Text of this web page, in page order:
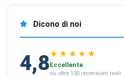
Dicono di noi
4,8★★★★★
Eccellente
su oltre 130 recensioni reali